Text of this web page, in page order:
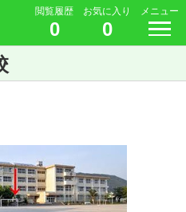
閲覧履歴
0
お気に入り
0
メニュー